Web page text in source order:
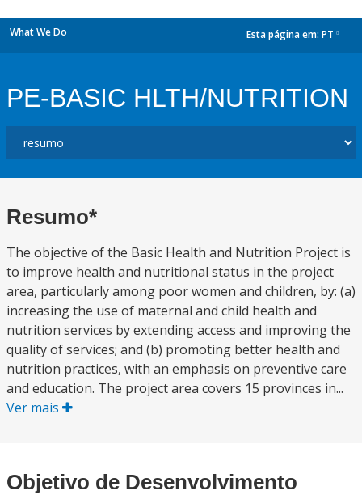
What We Do Esta página em: PT
PE-BASIC HLTH/NUTRITION
Resumo*
The objective of the Basic Health and Nutrition Project is
to improve health and nutritional status in the project
area, particularly among poor women and children, by: (a)
increasing the use of maternal and child health and
nutrition services by extending access and improving the
quality of services; and (b) promoting better health and
nutrition practices, with an emphasis on preventive care
and education. The project area covers 15 provinces in...
Ver mais
Objetivo de Desenvolvimento